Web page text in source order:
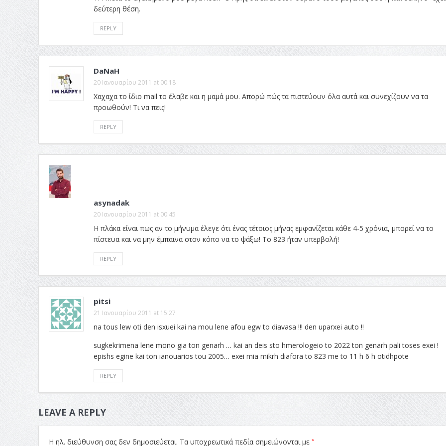
δεύτερη θέση.
REPLY
DaNaH
20 Ιανουαρίου 2011 at 00:18
Χαχαχα το ίδιο mail το έλαβε και η μαμά μου. Απορώ πώς τα πιστεύουν όλα αυτά και συνεχίζουν να τα
προωθούν! Τι να πεις!
REPLY
asynadak
20 Ιανουαρίου 2011 at 00:45
Η πλάκα είναι πως αν το μήνυμα έλεγε ότι ένας τέτοιος μήνας εμφανίζεται κάθε 4-5 χρόνια, μπορεί να το
πίστευα και να μην έμπαινα στον κόπο να το ψάξω! Το 823 ήταν υπερβολή!
REPLY
pitsi
21 Ιανουαρίου 2011 at 15:27
na tous lew oti den isxuei kai na mou lene afou egw to diavasa !!! den uparxei auto !!
sugkekrimena lene mono gia ton genarh … kai an deis sto hmerologeio to 2022 ton genarh pali toses exei !
epishs egine kai ton ianouarios tou 2005… exei mia mikrh diafora to 823 me to 11 h 6 h otidhpote
REPLY
LEAVE A REPLY
Η ηλ. διεύθυνση σας δεν δημοσιεύεται. Τα υποχρεωτικά πεδία σημειώνονται με *